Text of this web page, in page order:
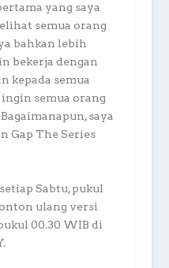
yang saya
semua orang
bahkan lebih
bekerja dengan
kepada semua
semua orang
saya
Gap The Series
Sabtu, pukul
ulang versi
00.30 WIB di